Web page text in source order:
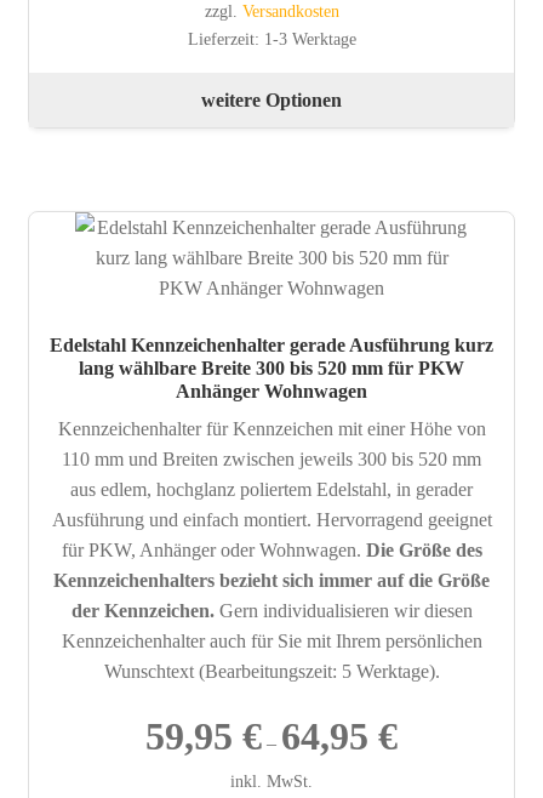
zzgl. Versandkosten
Lieferzeit: 1-3 Werktage
weitere Optionen
Edelstahl Kennzeichenhalter gerade Ausführung kurz
lang wählbare Breite 300 bis 520 mm für PKW
Anhänger Wohnwagen
Kennzeichenhalter für Kennzeichen mit einer Höhe von
110 mm und Breiten zwischen jeweils 300 bis 520 mm
aus edlem, hochglanz poliertem Edelstahl, in gerader
Ausführung und einfach montiert. Hervorragend geeignet
für PKW, Anhänger oder Wohnwagen. Die Größe des
Kennzeichenhalters bezieht sich immer auf die Größe
der Kennzeichen.Gern individualisieren wir diesen
Kennzeichenhalter auch für Sie mit Ihrem persönlichen
Wunschtext (Bearbeitungszeit: 5 Werktage).
59,95 € – 64,95 €
inkl. MwSt.